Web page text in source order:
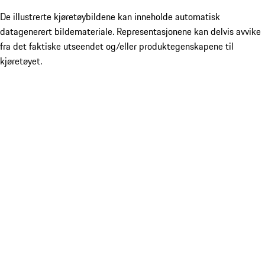
De illustrerte kjøretøybildene kan inneholde automatisk
datagenerert bildemateriale. Representasjonene kan delvis avvike
fra det faktiske utseendet og/eller produktegenskapene til
kjøretøyet.